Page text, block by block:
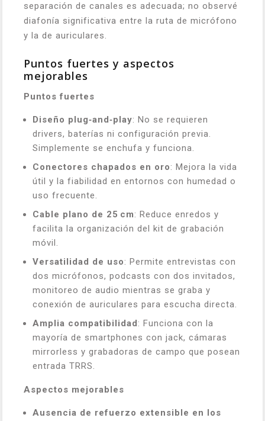
separación de canales es adecuada; no observé
diafonía significativa entre la ruta de micrófono
y la de auriculares.
Puntos fuertes y aspectos
mejorables
Puntos fuertes
Diseño plug‑and‑play: No se requieren
drivers, baterías ni configuración previa.
Simplemente se enchufa y funciona.
Conectores chapados en oro: Mejora la vida
útil y la fiabilidad en entornos con humedad o
uso frecuente.
Cable plano de 25 cm: Reduce enredos y
facilita la organización del kit de grabación
móvil.
Versatilidad de uso: Permite entrevistas con
dos micrófonos, podcasts con dos invitados,
monitoreo de audio mientras se graba y
conexión de auriculares para escucha directa.
Amplia compatibilidad: Funciona con la
mayoría de smartphones con jack, cámaras
mirrorless y grabadoras de campo que posean
entrada TRRS.
Aspectos mejorables
Ausencia de refuerzo extensible en los